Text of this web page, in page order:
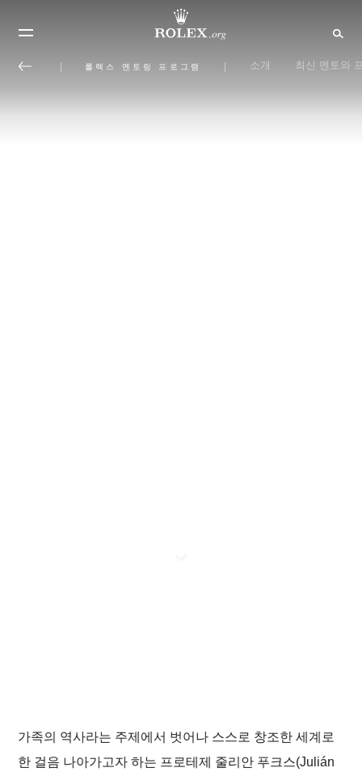
롤렉스 멘토링 프로그램 소개 최신 멘토와
가족의 역사라는 주제에서 벗어나 스스로 창조한 세계로
한 걸음 나아가고자 하는 프로테제 줄리안 푸크스(Julián